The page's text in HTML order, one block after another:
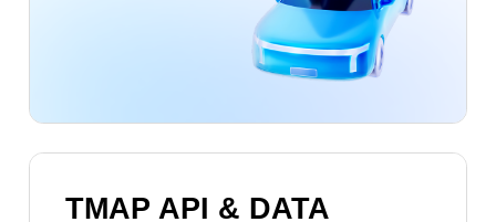
TMAP API & DATA